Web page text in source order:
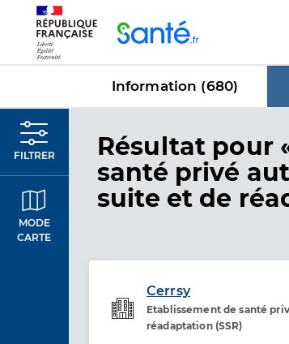
Information (680)
FILTRER
MODE
CARTE
Résultat dans
pour
santé privé
suite et de
Cerrsy
Etablissement de santé
réadaptation (SSR)
Etablissement
Panneau de gestion des cookies